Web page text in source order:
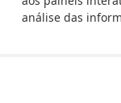
análise das